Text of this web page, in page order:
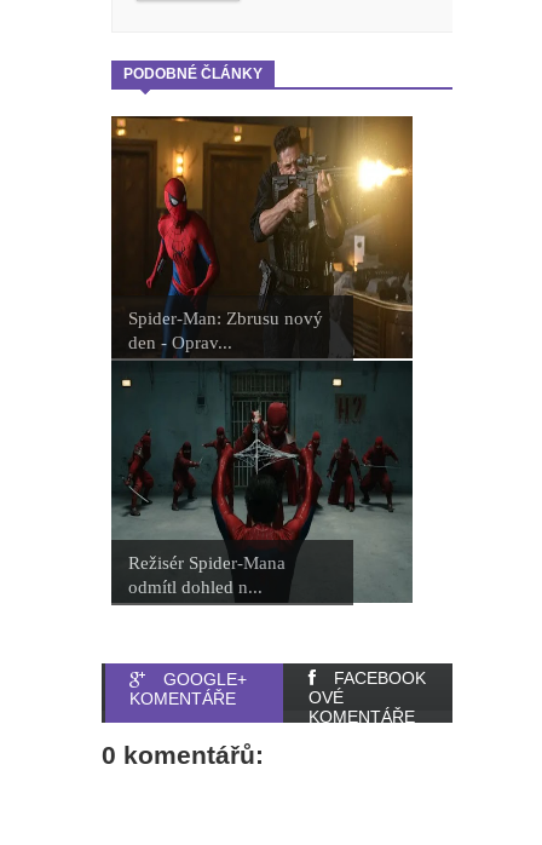
PODOBNÉ ČLÁNKY
Spider-Man: Zbrusu nový
den - Oprav...
Režisér Spider-Mana
odmítl dohled n...
GOOGLE+
KOMENTÁŘE
FACEBOOK
OVÉ
KOMENTÁŘE
0 komentářů: